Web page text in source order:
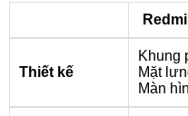
Thiết kế
Khung
Mặt
Màn